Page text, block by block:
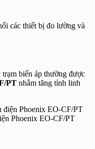
các thiết bị đo lường và
biến áp thường được
PT nhằm tăng tính linh
Phoenix EO-CF/PT